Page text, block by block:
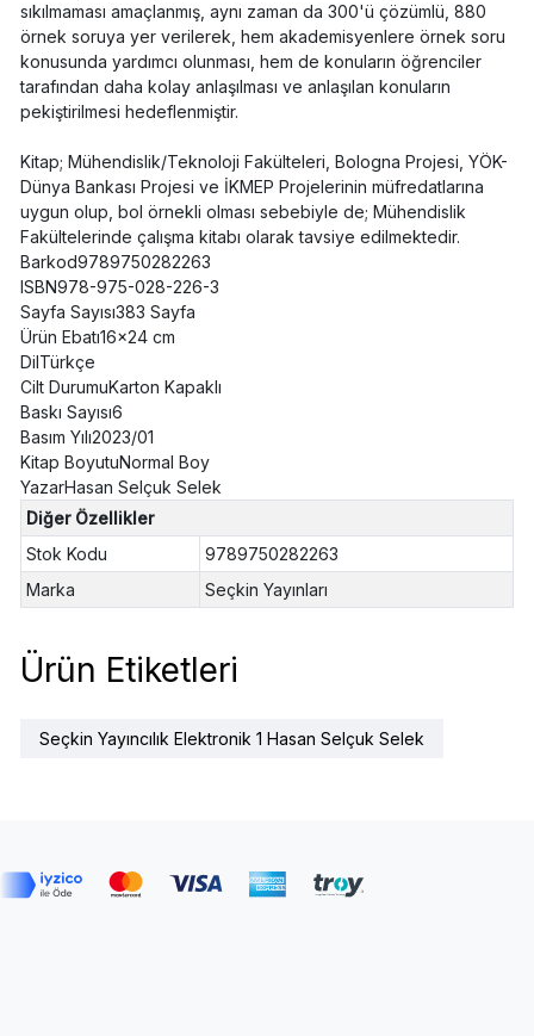
sıkılmaması amaçlanmış, aynı zaman da 300'ü çözümlü, 880
örnek soruya yer verilerek, hem akademisyenlere örnek soru
konusunda yardımcı olunması, hem de konuların öğrenciler
tarafından daha kolay anlaşılması ve anlaşılan konuların
pekiştirilmesi hedeflenmiştir.
Kitap; Mühendislik/Teknoloji Fakülteleri, Bologna Projesi, YÖK-
Dünya Bankası Projesi ve İKMEP Projelerinin müfredatlarına
uygun olup, bol örnekli olması sebebiyle de; Mühendislik
Fakültelerinde çalışma kitabı olarak tavsiye edilmektedir.
Barkod9789750282263
ISBN978-975-028-226-3
Sayfa Sayısı383 Sayfa
Ürün Ebatı16x24 cm
DilTürkçe
Cilt DurumuKarton Kapaklı
Baskı Sayısı6
Basım Yılı2023/01
Kitap BoyutuNormal Boy
YazarHasan Selçuk Selek
Diğer Özellikler
Stok Kodu
9789750282263
Marka
Seçkin Yayınları
Ürün Etiketleri
Seçkin Yayıncılık Elektronik 1 Hasan Selçuk Selek